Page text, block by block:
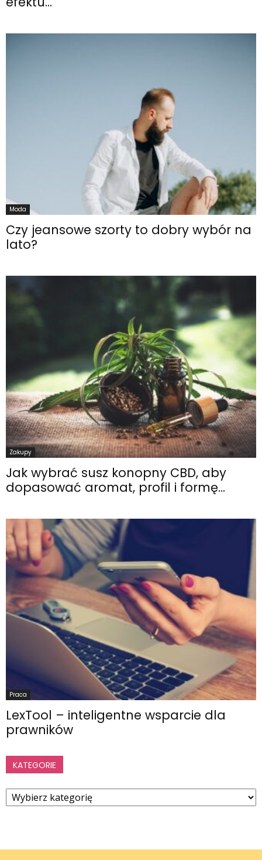
Moda
Czy jeansowe szorty to dobry wybór na
lato?
Zakupy
Jak wybrać susz konopny CBD, aby
dopasować aromat, profil i formę...
Praca
LexTool – inteligentne wsparcie dla
prawników
KATEGORIE
Kategorie